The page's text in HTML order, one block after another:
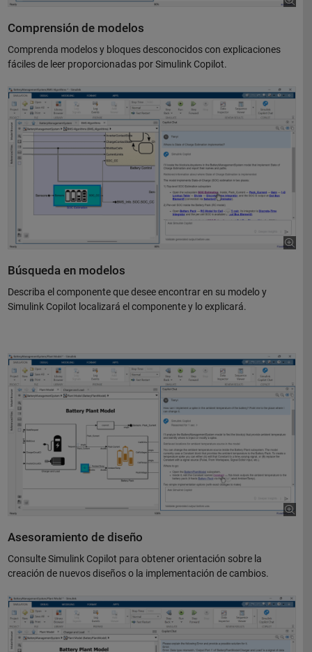
Comprensión de modelos
Comprenda modelos y bloques desconocidos con explicaciones
fáciles de leer proporcionadas por Simulink Copilot.
Búsqueda en modelos
Describa el componente que desee encontrar en su modelo y
Simulink Copilot localizará el componente y lo explicará.
Asesoramiento de diseño
Consulte Simulink Copilot para obtener orientación sobre la
creación de nuevos diseños o la implementación de cambios.